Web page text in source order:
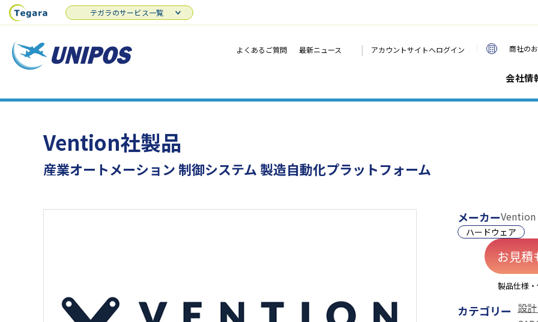
よくあるご質問 最新ニュース | アカウントサイトへログイン 商社の
会社情
テガラのサービス一覧
Vention社製品
産業オートメーション 制御システム 製造自動化プラットフォーム
メーカーVention
ハードウェア
お見積
製品仕様
カテゴリー 設